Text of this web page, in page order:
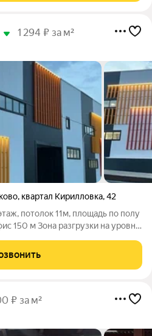
1 294 ₽ за м²
, квартал Кирилловка,42
потолок 11м, площадь по полу
150 м Зона pазгpузки нa уровнe
300 кВт Отопление местное
₽ за м²